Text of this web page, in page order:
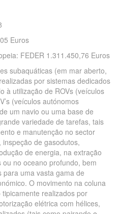
Euros
FEDER 1.311.450,76 Euros
subaquáticas (em mar aberto,
por sistemas dedicados
à utilização de ROVs (veículos
(veículos autónomos
um navio ou uma base de
variedade de tarefas, tais
e manutenção no sector
de gasodutos,
de energia, na extração
no oceano profundo, bem
uma vasta gama de
O movimento na coluna
realizados por
elétrica com hélices,